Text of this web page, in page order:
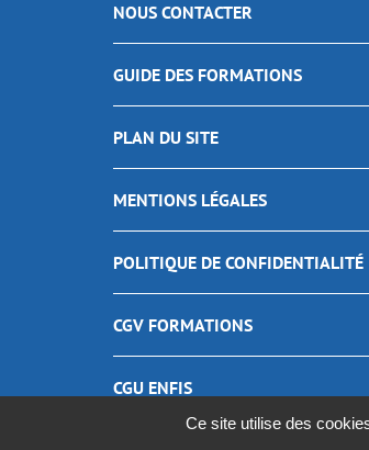
NOUS CONTACTER
GUIDE DES FORMATIONS
PLAN DU SITE
MENTIONS LÉGALES
POLITIQUE DE CONFIDENTIALITÉ
CGV FORMATIONS
CGU ENFIS
Ce site utilise des